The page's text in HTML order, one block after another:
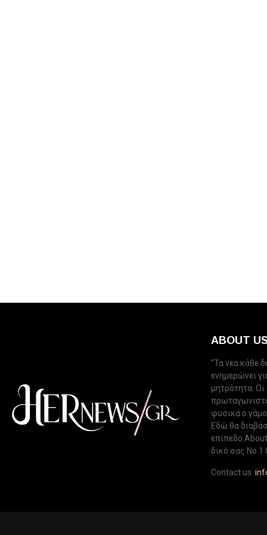
ABOUT
“Τα νέα κάθε
ενημερώνει
μητρότητα.
φυσικά ο
Εδώ θα
δικό σας Νo.1
Contact us: